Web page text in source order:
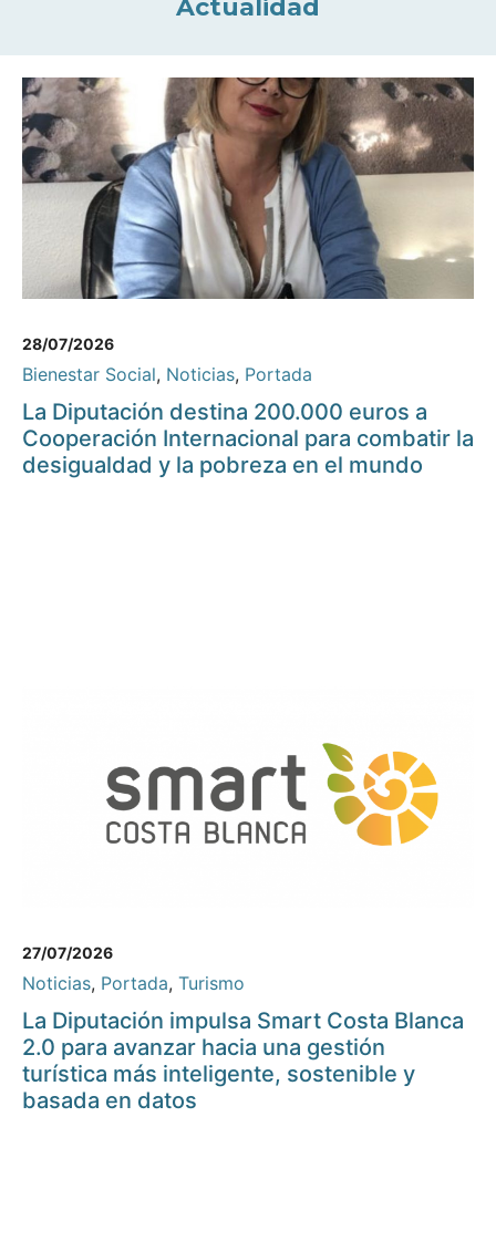
Actualidad
28/07/2026
Bienestar Social, Noticias, Portada
La Diputación destina 200.000 euros a
Cooperación Internacional para combatir la
desigualdad y la pobreza en el mundo
27/07/2026
Noticias, Portada, Turismo
La Diputación impulsa Smart Costa Blanca
2.0 para avanzar hacia una gestión
turística más inteligente, sostenible y
basada en datos